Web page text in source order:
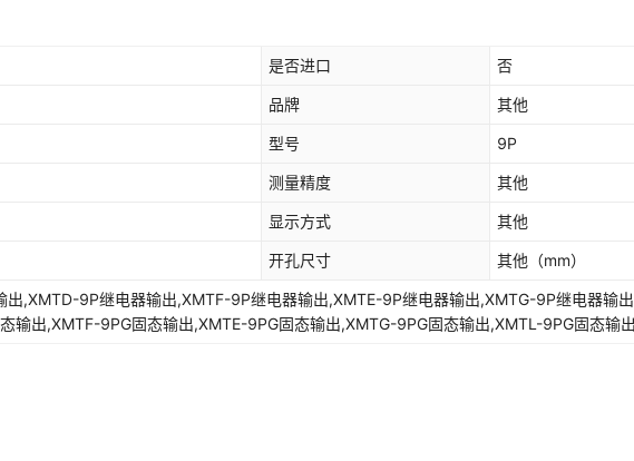
是否进口 否
品牌 其他
型号 9P
测量精度 其他
显示方式 其他
开孔尺寸 其他 （mm）
,XMTD-9P继电器输出,XMTF-9P继电器输出,XMTE-9P继电器输出,XMTG-9P继电器输
输出,XMTF-9PG固态输出,XMTE-9PG固态输出,XMTG-9PG固态输出,XMTL-9PG固态